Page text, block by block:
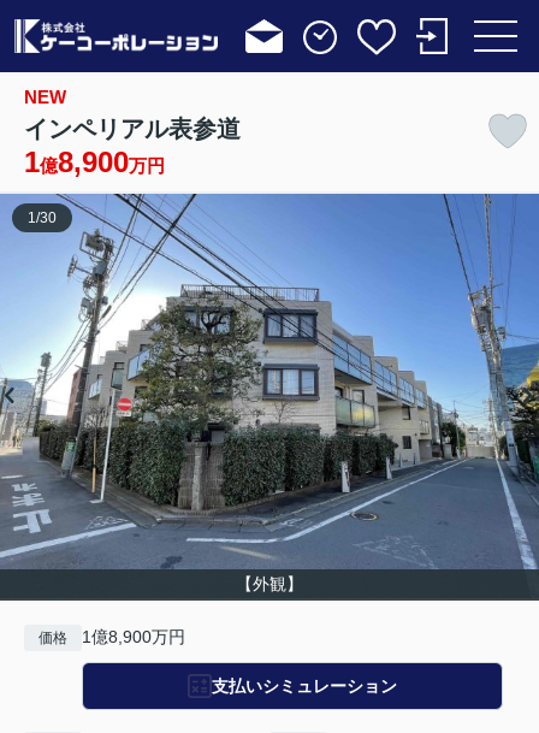
NEW
インペリアル表参道
1億8,900万円
【外観】
1 /30
価格 1億8,900万円
支払いシミュレーション